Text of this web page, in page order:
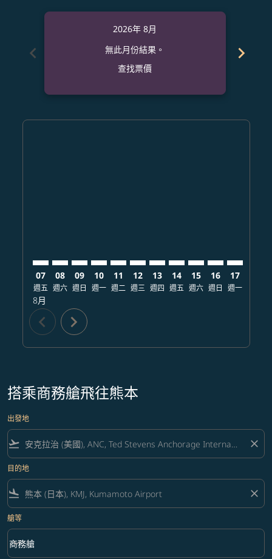
chevron_left
2026年 8月
無此月份結果。
查找票價
chevron_right
07
週五
8月
08
週六
09
週日
10
週一
11
週二
12
週三
13
週四
14
週五
15
週六
16
週日
17
週一
chevron_left chevron_right
搭乘商務艙飛往熊本
出發地
flight_takeoff close
目的地
flight_land close
艙等
艙等 option 商務艙 Selected
商務艙
keyboard_arrow_down